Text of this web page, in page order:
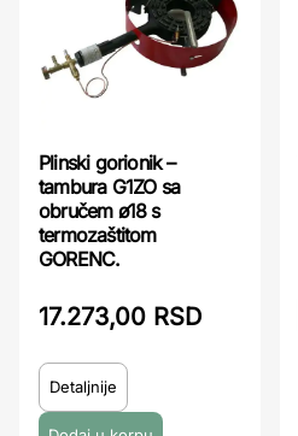
Plinski gorionik –
tambura G1ZO sa
obručem ø18 s
termozaštitom
GORENC.
17.273,00 RSD
Detaljnije